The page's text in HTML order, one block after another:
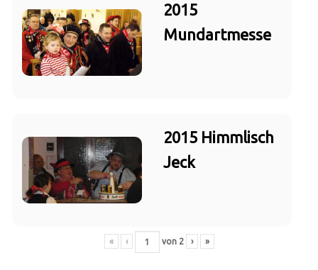
2015
Mundartmesse
2015 Himmlisch
Jeck
« ‹ von 2 › »